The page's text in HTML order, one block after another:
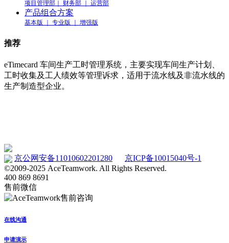
项目管理部｜ 财务部 ｜ 运营部
产品组合方案
基本版 ｜ 专业版 ｜ 增强版
推荐
eTimecard 车间生产工时管理系统，主要实现车间生产计划、
工时收集及工人绩效等管理诉求，适用于流水线及非流水线的
生产制造型企业。
京公网安备11010602201280
京ICP备10015040号-1
©2009-2025 AceTeamwork. All Rights Reserved.
400 869 8691
售前微信
在线沟通
申请演示